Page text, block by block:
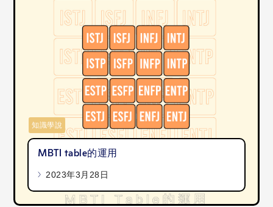
MBTI table的運用
2023年3月28日
知識學說